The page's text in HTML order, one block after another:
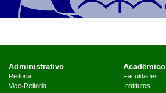
Administrativo
Reitoria
Vice-Reitoria
Acadêmico
Faculdades
Institutos